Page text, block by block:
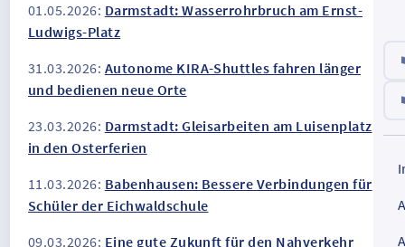
01.05.2026: Darmstadt: Wasserrohrbruch am Ernst-
Ludwigs-Platz
31.03.2026: Autonome KIRA-Shuttles fahren länger
und bedienen neue Orte
23.03.2026: Darmstadt: Gleisarbeiten am Luisenplatz
in den Osterferien
11.03.2026: Babenhausen: Bessere Verbindungen für
Schüler der Eichwaldschule
09.03.2026: Eine gute Zukunft für den Nahverkehr